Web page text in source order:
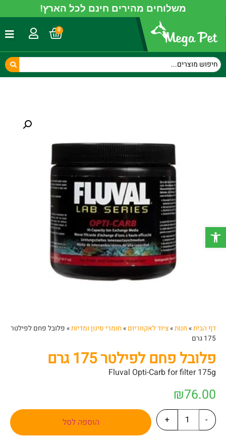
פתח סרגל נגישות
משלוחים מהירים חינם לכל הארץ!
0
דף הבית»חנות»ציוד לאקווריום »חומרי סינון ומדיות» פלובל פחם לפילטר
175 גרם
פלובל פחם לפילטר 175 גרם
Fluval Opti-Carb for filter 175g
₪76.00
-
+
הוספה לסל